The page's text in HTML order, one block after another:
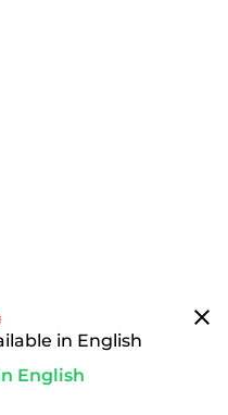
in English
English
clear